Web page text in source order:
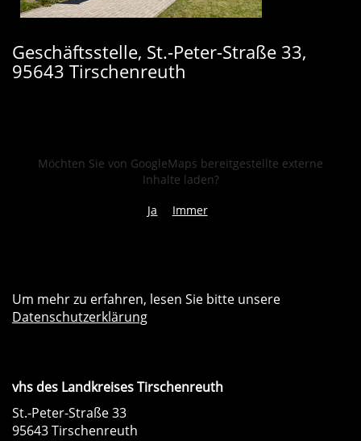
Geschäftsstelle, St.-Peter-Straße 33,
95643 Tirschenreuth
Möchten Sie von GoogleMaps bereitgestellte externe
Inhalte laden?
Ja
Immer
Um mehr zu erfahren, lesen Sie bitte unsere
Datenschutzerklärung
vhs des Landkreises Tirschenreuth
St.-Peter-Straße 33
95643 Tirschenreuth